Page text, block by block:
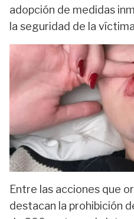
adopción de medidas
la seguridad de la
Entre las acciones que
destacan la prohibición